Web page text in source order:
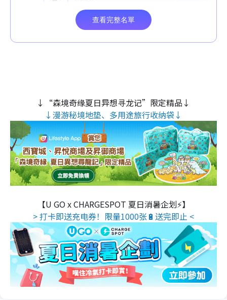
↓“森境奇缘夏日异想寻龙记”限定精品↓
↓漫游秘境地垫、多用途旅行收纳袋↓
【U GO x CHARGESPOT 夏日消暑企划⚡】
> 打卡即送充电券！限量1000张🔋送完即止 <